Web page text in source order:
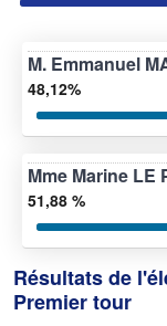
M. Emmanuel
48,12%
Mme Marine LE
51,88 %
Résultats de
Premier tour